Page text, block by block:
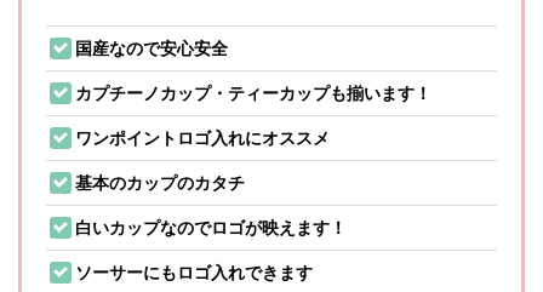
国産なので安心安全
カプチーノカップ・ティーカップも揃います！
ワンポイントロゴ入れにオススメ
基本のカップのカタチ
白いカップなのでロゴが映えます！
ソーサーにもロゴ入れできます